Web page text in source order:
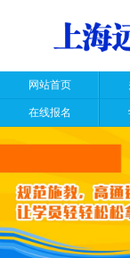
网站首页
在线报名